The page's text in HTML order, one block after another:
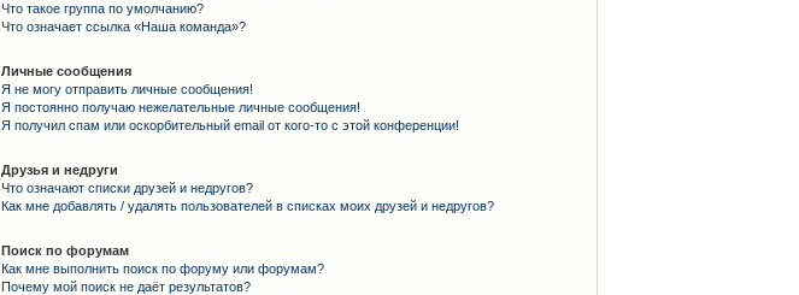
Что такое группа по умолчанию?
Что означает ссылка «Наша команда»?
Личные сообщения
Я не могу отправить личные сообщения!
Я постоянно получаю нежелательные личные сообщения!
Я получил спам или оскорбительный email от кого-то с этой конференции!
Друзья и недруги
Что означают списки друзей и недругов?
Как мне добавлять / удалять пользователей в списках моих друзей и недругов?
Поиск по форумам
Как мне выполнить поиск по форуму или форумам?
Почему мой поиск не даёт результатов?